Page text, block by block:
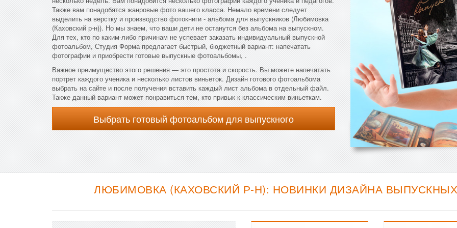
Также вам понадобятся жанровые фото вашего класса. Немало времени следует
выделить на верстку и производство фотокниги - альбома для выпускников (Любимовка
(Каховский р-н)). Но мы знаем, что ваши дети не останутся без альбома на выпускном.
Для тех, кто по каким-либо причинам не успевает заказать индивидуальный выпускной
фотоальбом, Студия Форма предлагает быстрый, бюджетный вариант: напечатать
фотографии и приобрести готовые выпускные фотоальбомы, .
Важное преимущество этого решения — это простота и скорость. Вы можете напечатать
портрет каждого ученика и несколько листов виньеток. Дизайн готового фотоальбома
выбрать на сайте и после получения вставить каждый лист альбома в отдельный файл.
Также данный вариант может понравиться тем, кто привык к классическим виньеткам.
Выбрать готовый фотоальбом для выпускного
ЛЮБИМОВКА (КАХОВСКИЙ Р-Н): НОВИНКИ ДИЗАЙНА